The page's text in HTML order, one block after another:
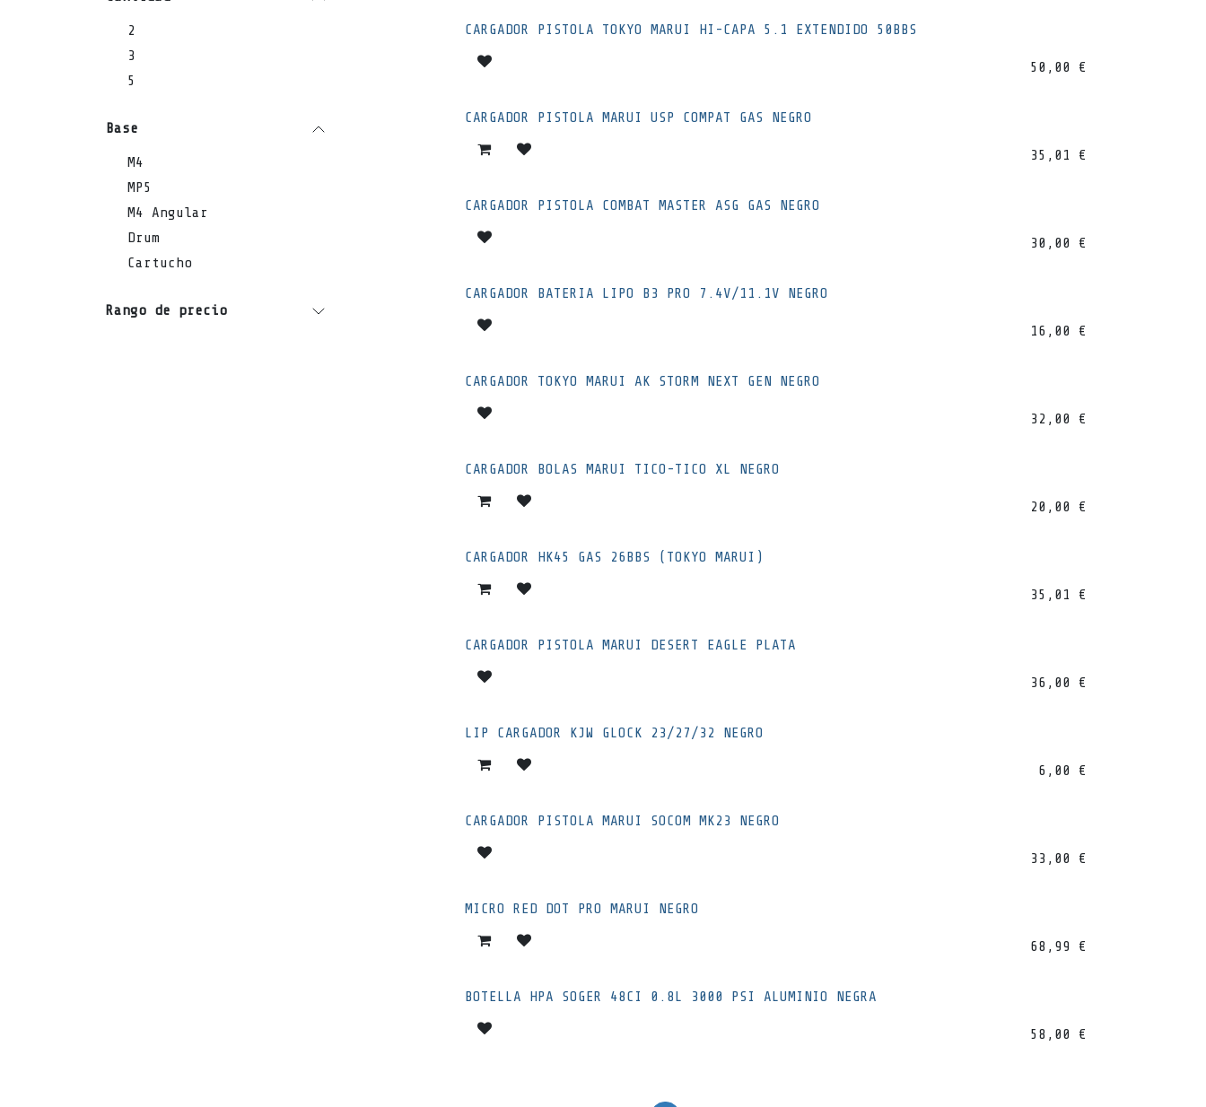
2
3
5
Base
M4
MP5
M4 Angular
Drum
Cartucho
Rango de precio
CARGADOR PISTOLA TOKYO MARUI HI-CAPA 5.1 EXTENDIDO 50BBS
50,00 €
CARGADOR PISTOLA MARUI USP COMPAT GAS NEGRO
35,01 €
CARGADOR PISTOLA COMBAT MASTER ASG GAS NEGRO
30,00 €
CARGADOR BATERIA LIPO B3 PRO 7.4V/11.1V NEGRO
16,00 €
CARGADOR TOKYO MARUI AK STORM NEXT GEN NEGRO
32,00 €
CARGADOR BOLAS MARUI TICO-TICO XL NEGRO
20,00 €
CARGADOR HK45 GAS 26BBS (TOKYO MARUI)
35,01 €
CARGADOR PISTOLA MARUI DESERT EAGLE PLATA
36,00 €
LIP CARGADOR KJW GLOCK 23/27/32 NEGRO
6,00 €
CARGADOR PISTOLA MARUI SOCOM MK23 NEGRO
33,00 €
MICRO RED DOT PRO MARUI NEGRO
68,99 €
BOTELLA HPA SOGER 48CI 0.8L 3000 PSI ALUMINIO NEGRA
58,00 €